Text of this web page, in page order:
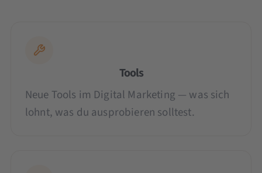
Tools
Neue Tools im Digital Marketing — was sich
lohnt, was du ausprobieren solltest.